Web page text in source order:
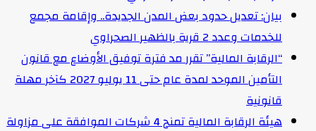
بيان: تعديل حدود بعض المدن الجديدة.. وإقامة مجمع
للخدمات وعدد 2 قرية بالظهير الصحراوي
“الرقابة المالية” تقرر مد فترة توفيق الأوضاع مع قانون
التأمين الموحد لمدة عام حتى 11 يوليو 2027 كآخر مهلة
قانونية
هيئة الرقابة المالية تمنح 4 شركات الموافقة على مزاولة